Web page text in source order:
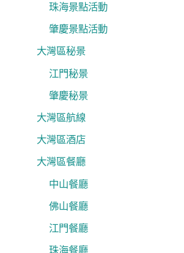
珠海景點活動
肇慶景點活動
大灣區秘景
江門秘景
肇慶秘景
大灣區航線
大灣區酒店
大灣區餐廳
中山餐廳
佛山餐廳
江門餐廳
珠海餐廳